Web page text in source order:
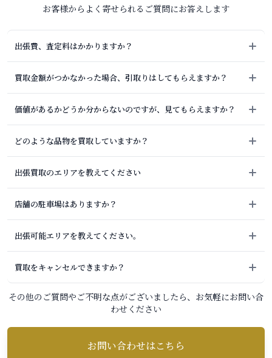
お客様からよく寄せられるご質問にお答えします
出張費、査定料はかかりますか？
買取金額がつかなかった場合、引取りはしてもらえますか？
価値があるかどうか分からないのですが、見てもらえますか？
どのような品物を買取していますか？
出張買取のエリアを教えてください
店舗の駐車場はありますか？
出張可能エリアを教えてください。
買取をキャンセルできますか？
その他のご質問やご不明な点がございましたら、お気軽にお問い合
わせください
お問い合わせはこちら